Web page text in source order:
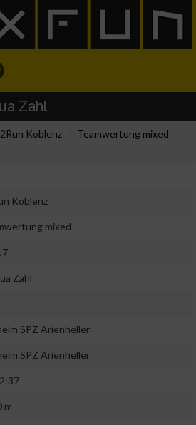
Zahl
Koblenz
Teamwertung mixed
Koblenz
mixed
Zahl
SPZ Arienheller
SPZ Arienheller
m